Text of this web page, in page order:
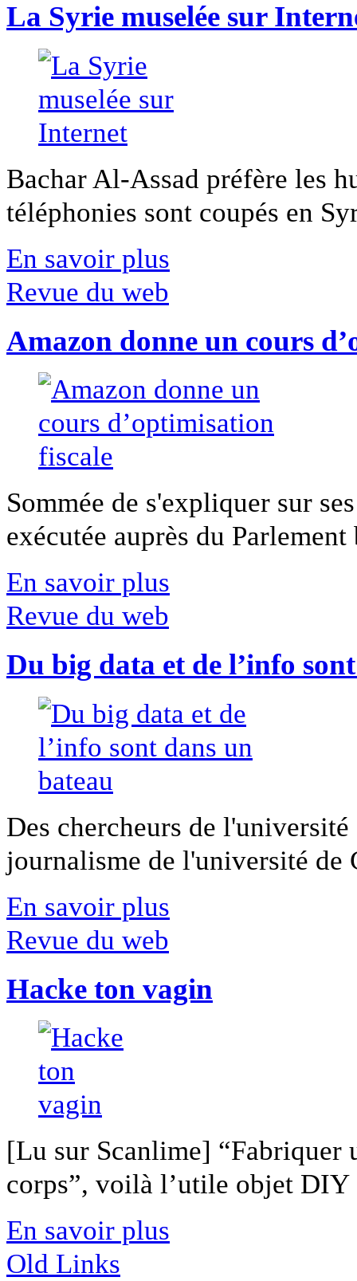
La Syrie muselée sur
Bachar Al-Assad préfère les
téléphonies sont coupés en
En savoir plus
Revue du web
Amazon donne un cours
Sommée de s'expliquer sur
exécutée auprès du
En savoir plus
Revue du web
Du big data et de l’info
Des chercheurs de
journalisme de l'université
En savoir plus
Revue du web
Hacke ton vagin
[Lu sur Scanlime] “Fabriquer
corps”, voilà l’utile objet
En savoir plus
Old Links